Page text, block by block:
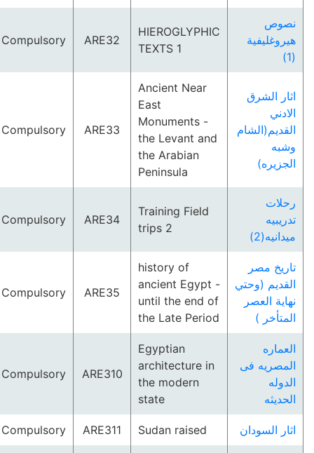
نصوص
هيروغليفية
HIEROGLYPHIC
TEXTS 1
ARE32
Compulsory
اثار الشرق
الادني
القديم(الشام
وشبه
الجزيره)
Ancient Near
East
Monuments -
the Levant and
the Arabian
Peninsula
ARE33
Compulsory
رحلات
تدريبيه
ميدانيه(2)
Training Field
trips 2
ARE34
Compulsory
تاريخ مصر
القديم (وحتي
نهاية العصر
المتأخر )
history of
ancient Egypt -
until the end of
the Late Period
ARE35
Compulsory
العماره
المصريه فى
الدوله
الحديثه
Egyptian
architecture in
the modern
state
ARE310
Compulsory
اثار السودان Sudan raised
ARE311
Compulsory